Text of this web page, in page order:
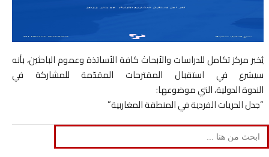
يُخبر مركز تكامل للدراسات والأبحاث كافة الأساتذة وعموم الباحثين، بأنه
سيشرع في استقبال المقترحات المقدّمة للمشاركة في
الندوة الدولية، التي موضوعها:
“جدل الحريات الفردية في المنطقة المغاربية”
Search
for: